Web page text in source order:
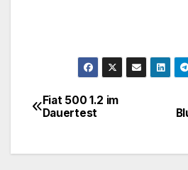
Fiat 500 1.2 im
Dauertest